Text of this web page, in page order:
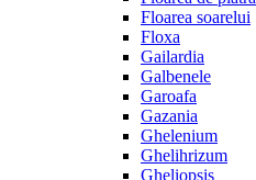
Floarea soarelui
Floxa
Gailardia
Galbenele
Garoafa
Gazania
Ghelenium
Ghelihrizum
Gheliopsis